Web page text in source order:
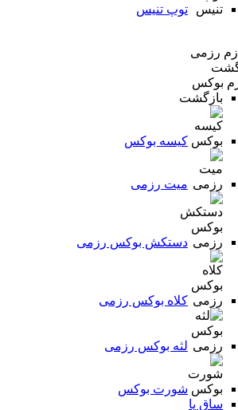
توپ تنیس
رزمی
بوکس
بازگشت
کیسه بوکس
میت رزمی
دستکش بوکس رزمی
کلاه بوکس رزمی
لثه بوکس رزمی
شورت بوکس
ساق پا